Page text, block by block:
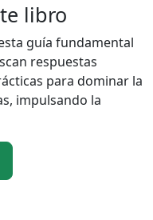
libro
guía fundamental
respuestas
para dominar la
impulsando la